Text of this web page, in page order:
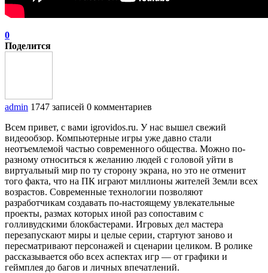
0
Поделится
admin 1747 записей 0 комментариев
Всем привет, с вами igrovidos.ru. У нас вышел свежий
видеообзор. Компьютерные игры уже давно стали
неотъемлемой частью современного общества. Можно по-
разному относиться к желанию людей с головой уйти в
виртуальный мир по ту сторону экрана, но это не отменит
того факта, что на ПК играют миллионы жителей Земли всех
возрастов. Современные технологии позволяют
разработчикам создавать по-настоящему увлекательные
проекты, размах которых иной раз сопоставим с
голливудскими блокбастерами. Игровых дел мастера
перезапускают миры и целые серии, стартуют заново и
пересматривают персонажей и сценарии целиком. В ролике
рассказывается обо всех аспектах игр — от графики и
геймплея до багов и личных впечатлений.